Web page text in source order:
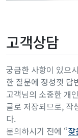
고객상담
궁금한 사항이 있으
한 질문에 정성껏 답
고객님의 소중한 개
글로 저장되므로, 작
다.
문의하시기 전에 “잦